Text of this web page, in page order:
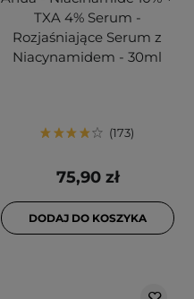
TXA 4% Serum -
Rozjaśniające Serum z
Niacynamidem - 30ml
173
75,90 zł
DODAJ DO KOSZYKA